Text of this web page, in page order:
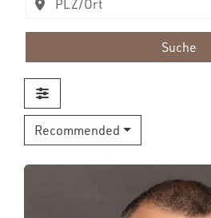
Suche
Recommended